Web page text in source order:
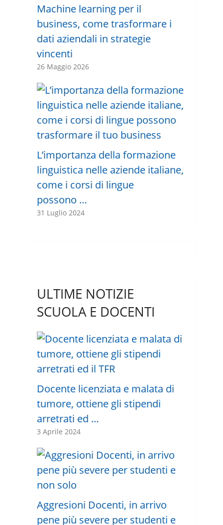
Machine learning per il
business, come trasformare i
dati aziendali in strategie
vincenti
26 Maggio 2026
L’importanza della formazione
linguistica nelle aziende italiane,
come i corsi di lingue
possono …
31 Luglio 2024
ULTIME NOTIZIE
SCUOLA E DOCENTI
Docente licenziata e malata di
tumore, ottiene gli stipendi
arretrati ed …
3 Aprile 2024
Aggresioni Docenti, in arrivo
pene più severe per studenti e